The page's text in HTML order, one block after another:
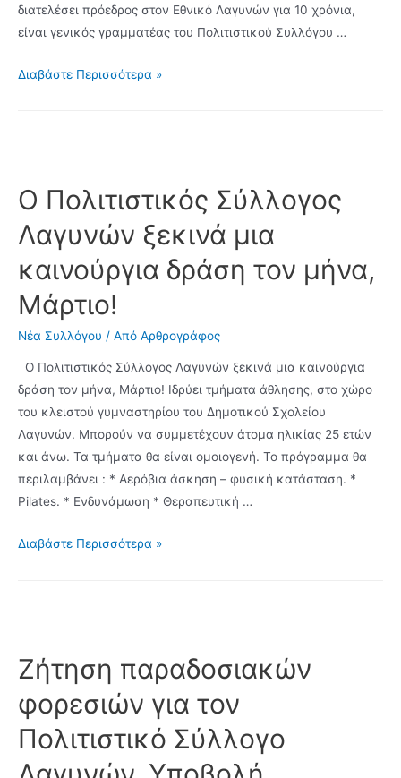
διατελέσει πρόεδρος στον Εθνικό Λαγυνών για 10 χρόνια,
είναι γενικός γραμματέας του Πολιτιστικού Συλλόγου …
Νέος
Ζαπρούδης
με
ψήφους,
Βαγγέλης
Γεράκης
και
Δημήτρης
Μάρκου
εκλέγονται
Δημοτικοί
Σύμβουλοί
από
τα
Δείτε
Λαγυνών
Διαβάστε Περισσότερα »
Ο Πολιτιστικός Σύλλογος
Λαγυνών ξεκινά μια
καινούργια δράση τον μήνα,
Μάρτιο!
Νέα Συλλόγου / Από Αρθρογράφος
Ο Πολιτιστικός Σύλλογος Λαγυνών ξεκινά μια καινούργια
δράση τον μήνα, Μάρτιο! Ιδρύει τμήματα άθλησης, στο χώρο
του κλειστού γυμναστηρίου του Δημοτικού Σχολείου
Λαγυνών. Μπορούν να συμμετέχουν άτομα ηλικίας 25 ετών
και άνω. Τα τμήματα θα είναι ομοιογενή. Το πρόγραμμα θα
περιλαμβάνει : * Αερόβια άσκηση – φυσική κατάσταση. *
Pilates. * Ενδυνάμωση * Θεραπευτική …
Ο
καινούργια
δράση
τον
μήνα,
Μάρτιο!
Διαβάστε Περισσότερα »
Ζήτηση παραδοσιακών
φορεσιών για τον
Πολιτιστικό Σύλλογο